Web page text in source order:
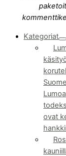
Kategoriat
ovat